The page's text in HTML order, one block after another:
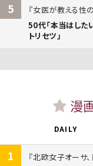
5
女医が教える性
50代「本当はした
トリセツ」
漫
DAILY
1
北欧女子オーサ、